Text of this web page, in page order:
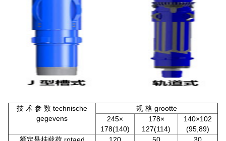
技 术 参 数 technische
gegevens
规 格 grootte
245×
178(140)
178×
127(114)
140×102
(95,89)
额定悬挂载荷 rotaed
120 50 30